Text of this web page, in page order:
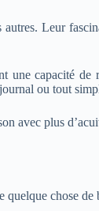
Leur
capacité de
ou tout
avec plus
chose de